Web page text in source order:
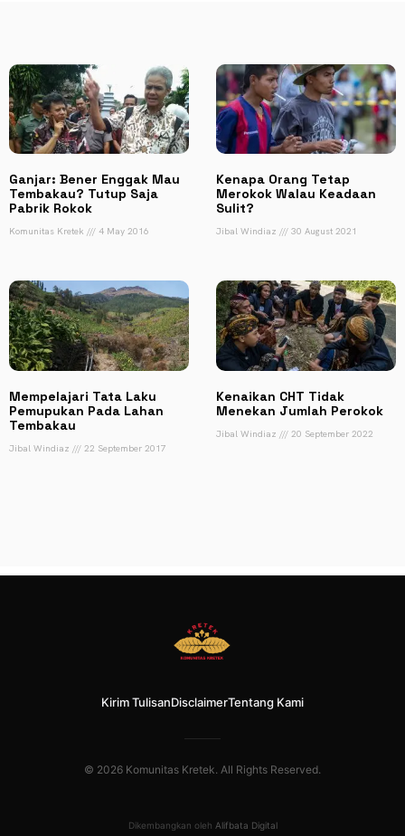
Ganjar: Bener Enggak Mau
Tembakau? Tutup Saja
Pabrik Rokok
Komunitas Kretek 4 May 2016
Kenapa Orang Tetap
Merokok Walau Keadaan
Sulit?
Jibal Windiaz 30 August 2021
Mempelajari Tata Laku
Pemupukan Pada Lahan
Tembakau
Jibal Windiaz 22 September 2017
Kenaikan CHT Tidak
Menekan Jumlah Perokok
Jibal Windiaz 20 September 2022
Kirim TulisanDisclaimerTentang Kami
© 2026 Komunitas Kretek. All Rights Reserved.
Dikembangkan oleh Alifbata Digital